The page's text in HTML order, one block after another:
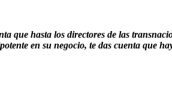
que hasta los directores de las
en su negocio, te das cuenta que